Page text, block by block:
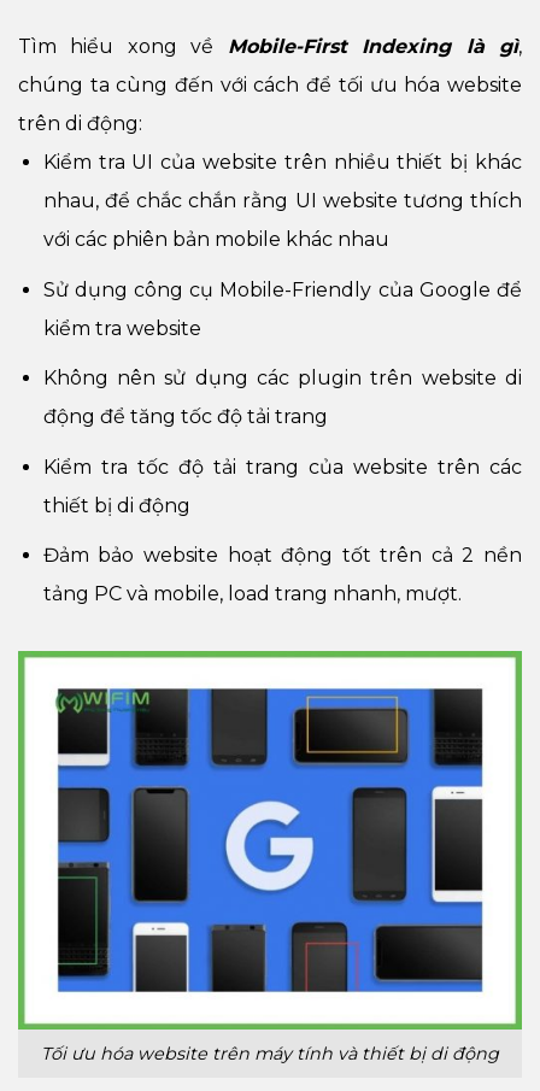
Tìm hiểu xong về Mobile-First Indexing là gì,
chúng ta cùng đến với cách để tối ưu hóa website
trên di động:
Kiểm tra UI của website trên nhiều thiết bị khác
nhau, để chắc chắn rằng UI website tương thích
với các phiên bản mobile khác nhau
Sử dụng công cụ Mobile-Friendly của Google để
kiểm tra website
Không nên sử dụng các plugin trên website di
động để tăng tốc độ tải trang
Kiểm tra tốc độ tải trang của website trên các
thiết bị di động
Đảm bảo website hoạt động tốt trên cả 2 nền
tảng PC và mobile, load trang nhanh, mượt.
Tối ưu hóa website trên máy tính và thiết bị di động